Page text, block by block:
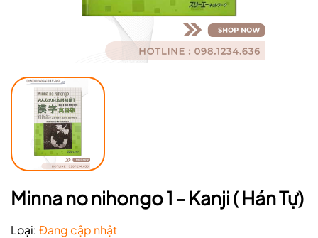
Minna no nihongo 1 - Kanji ( Hán Tự)
Loại: Đang cập nhật